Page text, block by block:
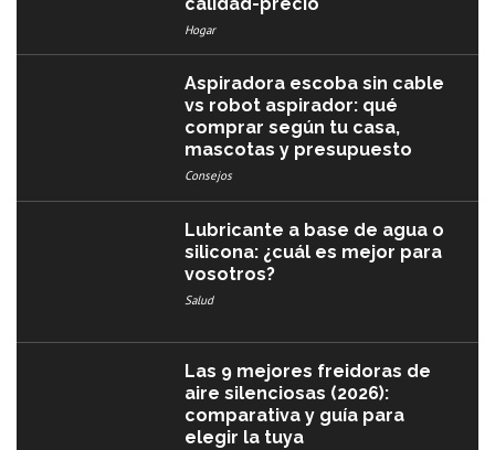
Hogar
Aspiradora escoba sin cable
vs robot aspirador: qué
comprar según tu casa,
mascotas y presupuesto
Consejos
Lubricante a base de agua o
silicona: ¿cuál es mejor para
vosotros?
Salud
Las 9 mejores freidoras de
aire silenciosas (2026):
comparativa y guía para
elegir la tuya